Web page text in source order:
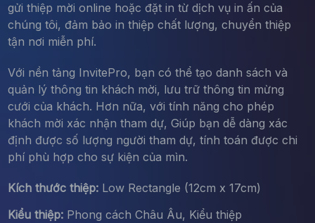
gửi thiệp mời online hoặc đặt in từ dịch vụ in ấn của
chúng tôi, đảm bảo in thiệp chất lượng, chuyển thiệp
tận nơi miễn phí.
Với nền tảng InvitePro, bạn có thể tạo danh sách và
quản lý thông tin khách mời, lưu trữ thông tin mừng
cưới của khách. Hơn nữa, với tính năng cho phép
khách mời xác nhận tham dự, Giúp bạn dễ dàng xác
định được số lượng người tham dự, tính toán được chi
phí phù hợp cho sự kiện của mìn.
Kích thước thiệp:Low Rectangle (12cm x 17cm)
Kiểu thiệp:Phong cách Châu Âu, Kiểu thiệp